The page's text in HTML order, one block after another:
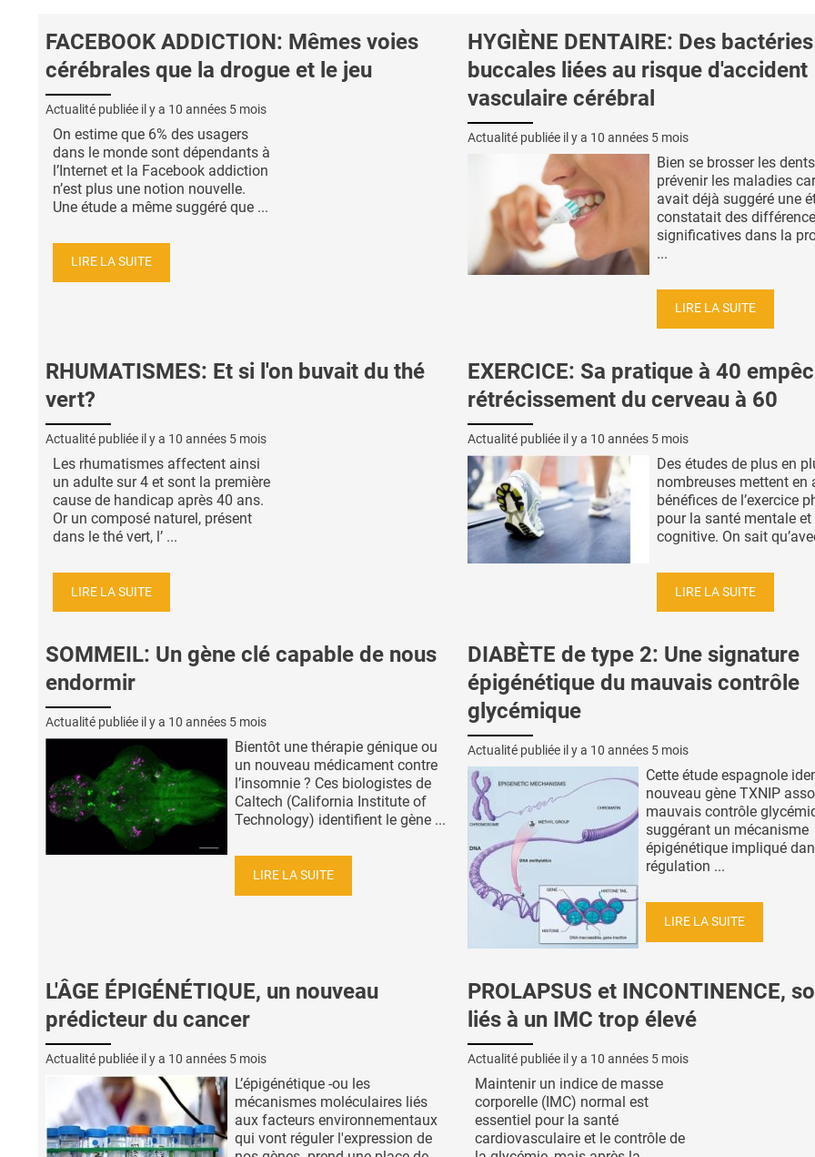
FACEBOOK ADDICTION: Mêmes voies
cérébrales que la drogue et le jeu
Actualité publiée il y a 10 années 5 mois
On estime que 6% des usagers
dans le monde sont dépendants à
l’Internet et la Facebook addiction
n’est plus une notion nouvelle.
Une étude a même suggéré que ...
LIRE LA SUITE
HYGIÈNE DENTAIRE: Des bactéries
buccales liées au risque d'accident
vasculaire cérébral
Actualité publiée il y a 10 années 5 mois
Bien se brosser les
prévenir les maladies
avait déjà suggéré une
constatait des
significatives dans la
...
LIRE LA SUITE
RHUMATISMES: Et si l'on buvait du thé
vert?
Actualité publiée il y a 10 années 5 mois
Les rhumatismes affectent ainsi
un adulte sur 4 et sont la première
cause de handicap après 40 ans.
Or un composé naturel, présent
dans le thé vert, l’ ...
LIRE LA SUITE
EXERCICE: Sa pratique à 40
rétrécissement du cerveau à 60
Actualité publiée il y a 10 années 5 mois
Des études de plus en
nombreuses mettent en
bénéfices de l’exercice
pour la santé mentale et
cognitive. On sait
LIRE LA SUITE
SOMMEIL: Un gène clé capable de nous
endormir
Actualité publiée il y a 10 années 5 mois
Bientôt une thérapie génique ou
un nouveau médicament contre
l’insomnie ? Ces biologistes de
Caltech (California Institute of
Technology) identifient le gène ...
LIRE LA SUITE
DIABÈTE de type 2: Une signature
épigénétique du mauvais contrôle
glycémique
Actualité publiée il y a 10 années 5 mois
Cette étude espagnole
nouveau gène TXNIP
mauvais contrôle
suggérant un mécanisme
épigénétique impliqué
régulation ...
LIRE LA SUITE
L'ÂGE ÉPIGÉNÉTIQUE, un nouveau
prédicteur du cancer
Actualité publiée il y a 10 années 5 mois
L’épigénétique -ou les
mécanismes moléculaires liés
aux facteurs environnementaux
qui vont réguler l'expression de
PROLAPSUS et INCONTINENCE,
liés à un IMC trop élevé
Actualité publiée il y a 10 années 5 mois
Maintenir un indice de masse
corporelle (IMC) normal est
essentiel pour la santé
cardiovasculaire et le contrôle de